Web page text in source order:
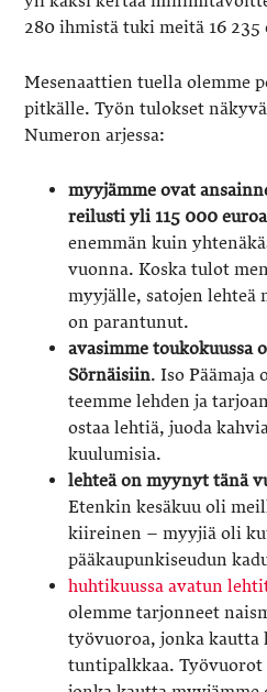
280 ihmistä tuki meitä 16 235
Mesenaattien tuella olemme
pitkälle. Työn tulokset
Numeron arjessa:
myyjämme ovat
reilusti yli 115 000
enemmän kuin
vuonna. Koska tulot
myyjälle, satojen
on parantunut.
avasimme toukokuussa
Sörnäisiin. Iso Päämaja
teemme lehden ja
ostaa lehtiä, juoda
kuulumisia.
lehteä on myynyt tänä
Etenkin kesäkuu oli
kiireinen – myyjiä oli
pääkaupunkiseudun
huhtikuussa avatun
olemme tarjonneet
työvuoroa, jonka kautta
tuntipalkkaa.